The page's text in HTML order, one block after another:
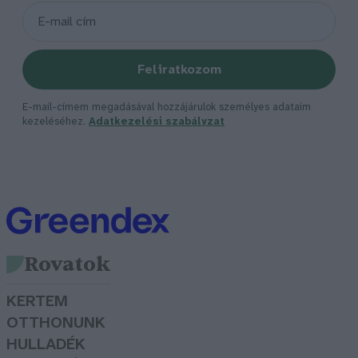
Feliratkozom
E-mail-címem megadásával hozzájárulok személyes adataim
kezeléséhez. Adatkezelési szabályzat
Rovatok
KERTEM
OTTHONUNK
HULLADÉK